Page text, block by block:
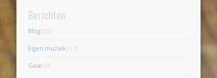
Berichten
Blog(55)
Eigen muziek(17)
Gear(8)